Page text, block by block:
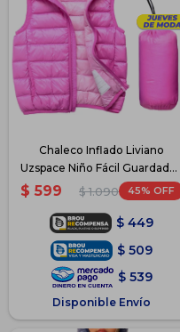
Chaleco Inflado Liviano
Uzspace Niño Fácil Guardado -
Rosa
$ 599 $ 1.090 45
$ 449
$ 509
$ 539
Disponible Envío